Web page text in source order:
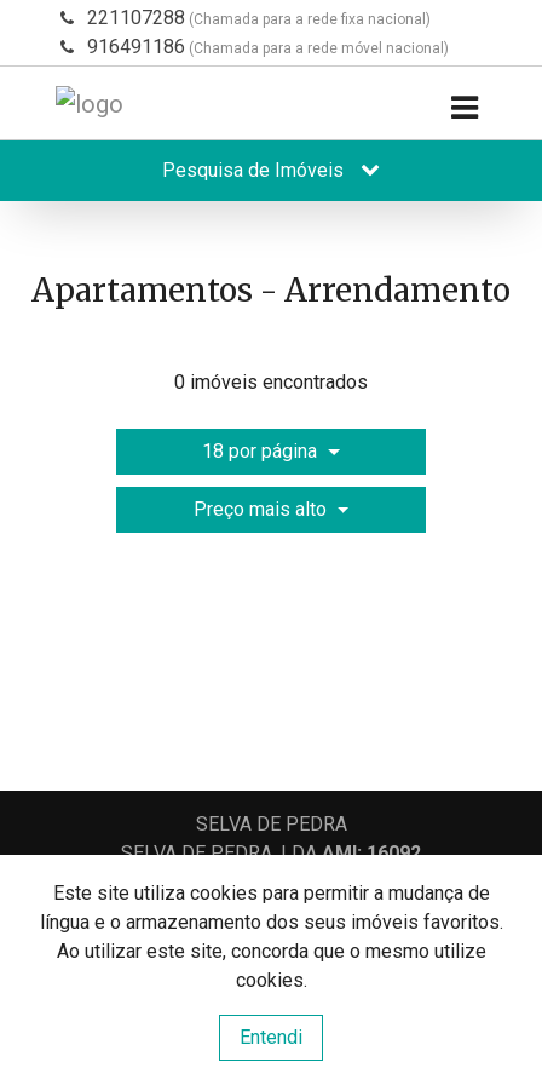
Este site utiliza cookies para permitir a mudança de
língua e o armazenamento dos seus imóveis favoritos.
Ao utilizar este site, concorda que o mesmo utilize
cookies.
Entendi
221107288 (Chamada para a rede fixa nacional)
916491186 (Chamada para a rede móvel nacional)
Pesquisa de Imóveis
Apartamentos - Arrendamento
0 imóveis encontrados
18 por página
Preço mais alto
SELVA DE PEDRA
SELVA DE PEDRA, LDAAMI: 16092
Centros de Resolução de Litígios
Política de Privacidade
Livro de Reclamações
Website e CRM Imobiliário
Powered by